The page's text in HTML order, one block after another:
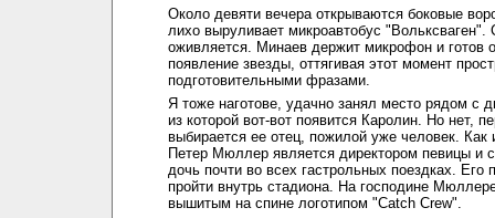
Около девяти вечера открываются боковые
лихо выруливает микроавтобус "Вольксваген".
оживляется. Минаев держит микрофон и готов
появление звезды, оттягивая этот момент
подготовительными фразами.
Я тоже наготове, удачно занял место рядом с
из которой вот-вот появится Каролин. Но нет,
выбирается ее отец, пожилой уже человек. Как
Петер Мюллер является директором певицы и
дочь почти во всех гастрольных поездках. Его
пройти внутрь стадиона. На господине
вышитым на спине логотипом "Catch Crew".